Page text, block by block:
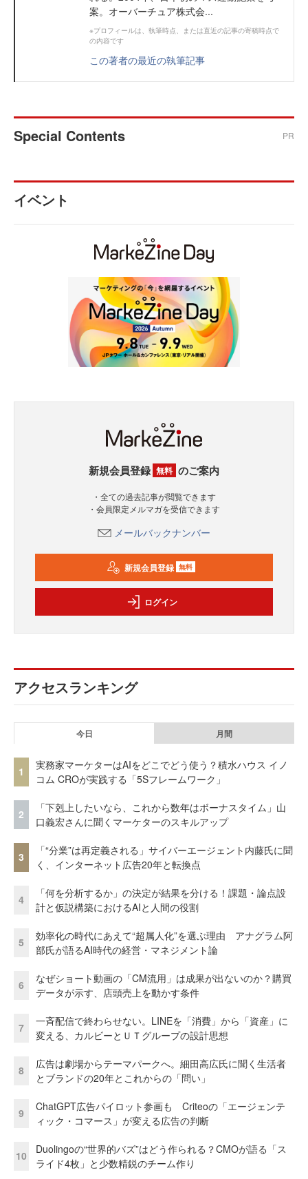
案。オーバーチュア株式会...
※プロフィールは、執筆時点、または直近の記事の寄稿時点で
の内容です
この著者の最近の執筆記事
Special Contents PR
イベント
新規会員登録 無料 のご案内
・全ての過去記事が閲覧できます
・会員限定メルマガを受信できます
メールバックナンバー
新規会員登録 無料
ログイン
アクセスランキング
今日 月間
1
実務家マーケターはAIをどこでどう使う？積水ハウス イノ
コム CROが実践する「5Sフレームワーク」
2
「下剋上したいなら、これから数年はボーナスタイム」山
口義宏さんに聞くマーケターのスキルアップ
3
「“分業”は再定義される」サイバーエージェント内藤氏に聞
く、インターネット広告20年と転換点
4
「何を分析するか」の決定が結果を分ける！課題・論点設
計と仮説構築におけるAIと人間の役割
5
効率化の時代にあえて“超属人化”を選ぶ理由 アナグラム阿
部氏が語るAI時代の経営・マネジメント論
6
なぜショート動画の「CM流用」は成果が出ないのか？購買
データが示す、店頭売上を動かす条件
7
一斉配信で終わらせない。LINEを「消費」から「資産」に
変える、カルビーとＵＴグループの設計思想
8
広告は劇場からテーマパークへ。細田高広氏に聞く生活者
とブランドの20年とこれからの「問い」
9
ChatGPT広告パイロット参画も Criteoの「エージェンテ
ィック・コマース」が変える広告の判断
10
Duolingoの“世界的バズ”はどう作られる？CMOが語る「ス
ライド4枚」と少数精鋭のチーム作り